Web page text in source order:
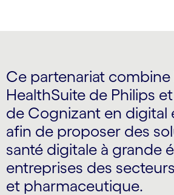
Ce partenariat
HealthSuite de Philips
de Cognizant en digital
afin de proposer des
santé digitale à grande
entreprises des
et pharmaceutique.